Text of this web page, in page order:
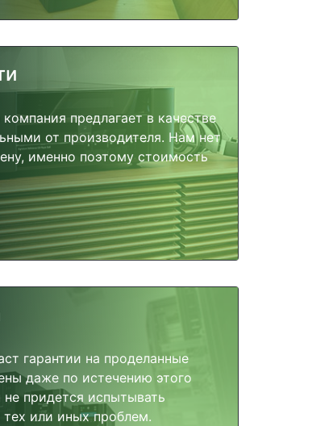
предлагает в качестве
от производителя. Нам нет
именно поэтому стоимость
гарантии на проделанные
даже по истечению этого
придется испытывать
или иных проблем.